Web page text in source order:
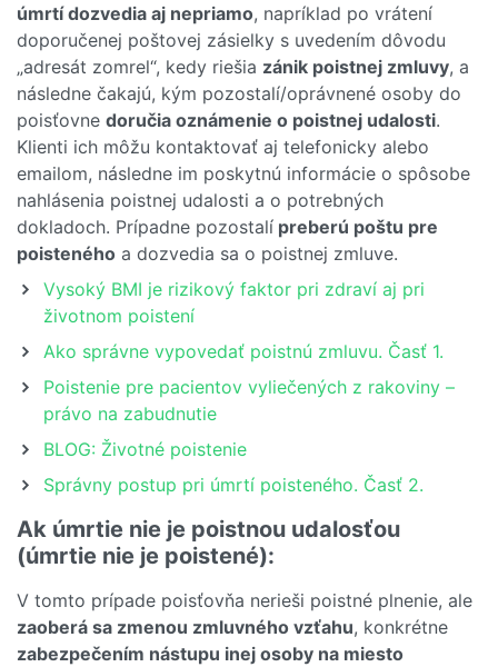
úmrtí dozvedia aj nepriamo, napríklad po vrátení
doporučenej poštovej zásielky s uvedením dôvodu
„adresát zomrel“, kedy riešia zánik poistnej zmluvy, a
následne čakajú, kým pozostalí/oprávnené osoby do
poisťovne doručia oznámenie o poistnej udalosti.
Klienti ich môžu kontaktovať aj telefonicky alebo
emailom, následne im poskytnú informácie o spôsobe
nahlásenia poistnej udalosti a o potrebných
dokladoch. Prípadne pozostalí preberú poštu pre
poisteného a dozvedia sa o poistnej zmluve.
Vysoký BMI je rizikový faktor pri zdraví aj pri
životnom poistení
Ako správne vypovedať poistnú zmluvu. Časť 1.
Poistenie pre pacientov vyliečených z rakoviny –
právo na zabudnutie
BLOG: Životné poistenie
Správny postup pri úmrtí poisteného. Časť 2.
Ak úmrtie nie je poistnou udalosťou
(úmrtie nie je poistené):
V tomto prípade poisťovňa nerieši poistné plnenie, ale
zaoberá sa zmenou zmluvného vzťahu, konkrétne
zabezpečením nástupu inej osoby na miesto